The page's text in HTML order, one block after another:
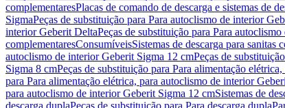
complementaresPlacas de comando de descarga e sistemas de
SigmaPeças de substituição para Para autoclismo de interior
interior Geberit DeltaPeças de substituição para Para
complementaresConsumíveisSistemas de descarga para sanitas
autoclismo de interior Geberit Sigma 12 cmPeças de
Sigma 8 cmPeças de substituição para Para alimentação
para Para alimentação elétrica, para autoclismo de interior
para autoclismo de interior Geberit Sigma 12 cmSistemas de
descarga duplaPeças de substituição para Para descarga dupla